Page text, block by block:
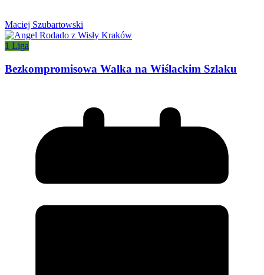
Maciej Szubartowski
1 Liga
Bezkompromisowa Walka na Wiślackim Szlaku